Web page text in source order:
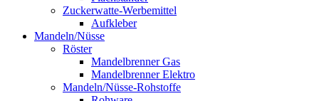
Zuckerwatte-Werbemittel
Aufkleber
Mandeln/Nüsse
Röster
Mandelbrenner Gas
Mandelbrenner Elektro
Mandeln/Nüsse-Rohstoffe